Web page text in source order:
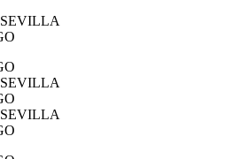
tengo que hacer?